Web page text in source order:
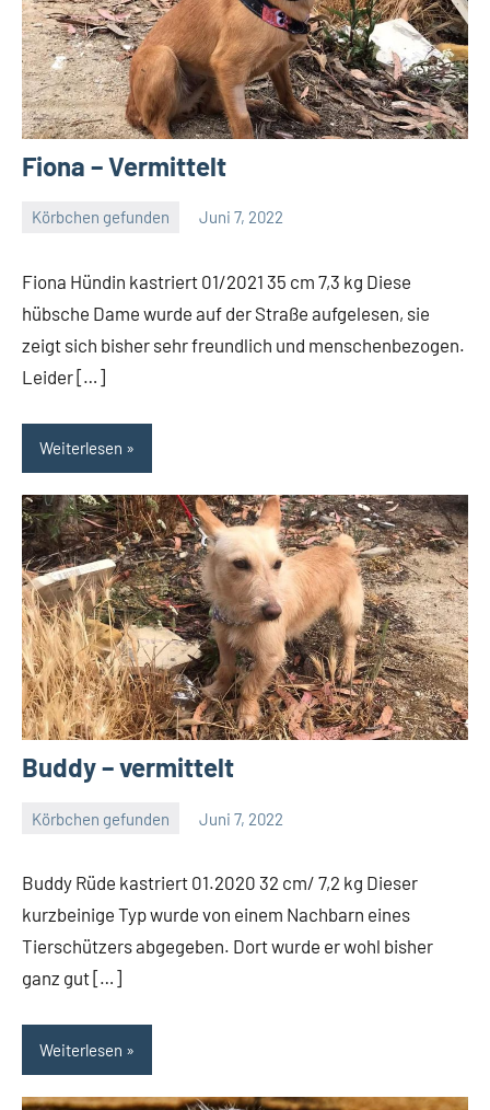
Fiona – Vermittelt
Körbchen gefunden Juni 7, 2022
Fiona Hündin kastriert 01/2021 35 cm 7,3 kg Diese
hübsche Dame wurde auf der Straße aufgelesen, sie
zeigt sich bisher sehr freundlich und menschenbezogen.
Leider […]
Weiterlesen
Buddy – vermittelt
Körbchen gefunden Juni 7, 2022
Buddy Rüde kastriert 01.2020 32 cm/ 7,2 kg Dieser
kurzbeinige Typ wurde von einem Nachbarn eines
Tierschützers abgegeben. Dort wurde er wohl bisher
ganz gut […]
Weiterlesen